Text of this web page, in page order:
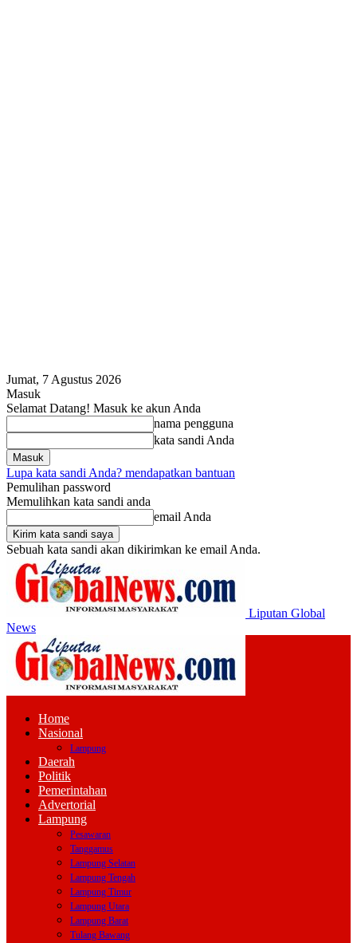
Jumat, 7 Agustus 2026
Masuk
Selamat Datang! Masuk ke akun Anda
nama pengguna
kata sandi Anda
Lupa kata sandi Anda? mendapatkan bantuan
Pemulihan password
Memulihkan kata sandi anda
email Anda
Sebuah kata sandi akan dikirimkan ke email Anda.
Liputan Global
News
Home
Nasional
Lampung
Daerah
Politik
Pemerintahan
Advertorial
Lampung
Pesawaran
Tanggamus
Lampung Selatan
Lampung Tengah
Lampung Timur
Lampung Utara
Lampung Barat
Tulang Bawang